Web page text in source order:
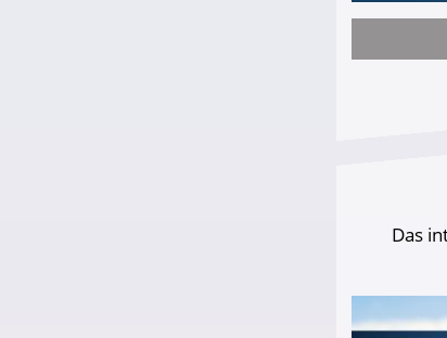
Erschreckend: Asylbewerber treiben Vermieter (34) in
Das